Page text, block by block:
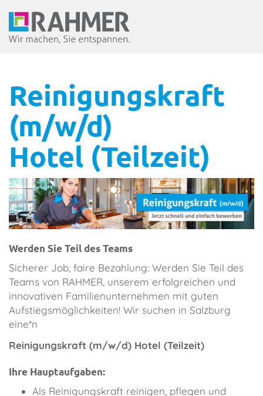
Reinigungskraft
(m/w/d)
Hotel (Teilzeit)
Werden Sie Teil des Teams
Sicherer Job, faire Bezahlung: Werden Sie Teil des
Teams von RAHMER, unserem erfolgreichen und
innovativen Familienunternehmen mit guten
Aufstiegsmöglichkeiten! Wir suchen in Salzburg
eine*n
Reinigungskraft (m/w/d) Hotel (Teilzeit)
Ihre Hauptaufgaben:
Als Reinigungskraft reinigen, pflegen und